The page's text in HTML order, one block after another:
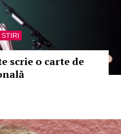
STIRI
scrie o carte de